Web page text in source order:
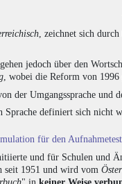
, zeichnet sich
jedoch über den
, wobei die Reform von 1996
der Umgangssprache
Sprache definiert sich nicht
für den
und für Schulen und
seit 1951 und wird vom